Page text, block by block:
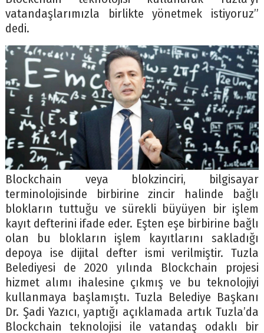
vatandaşlarımızla birlikte yönetmek istiyoruz”
dedi.
Blockchain veya blokzinciri, bilgisayar
terminolojisinde birbirine zincir halinde bağlı
blokların tuttuğu ve sürekli büyüyen bir işlem
kayıt defterini ifade eder. Eşten eşe birbirine bağlı
olan bu blokların işlem kayıtlarını sakladığı
depoya ise dijital defter ismi verilmiştir. Tuzla
Belediyesi de 2020 yılında Blockchain projesi
hizmet alımı ihalesine çıkmış ve bu teknolojiyi
kullanmaya başlamıştı. Tuzla Belediye Başkanı
Dr. Şadi Yazıcı, yaptığı açıklamada artık Tuzla’da
Blockchain teknolojisi ile vatandaş odaklı bir